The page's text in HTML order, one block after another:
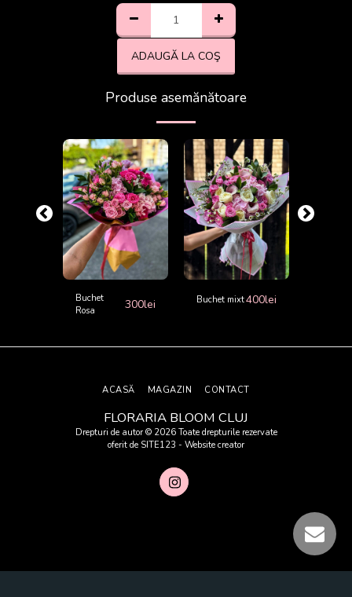
ADAUGĂ LA COŞ
Produse asemănătoare
Buchet
Rosa
300lei Buchet mixt400lei
FLORARIA BLOOM CLUJ
Drepturi de autor © 2026 Toate drepturile rezervate
oferit de SITE123 - Website creator
ACASĂ MAGAZIN CONTACT